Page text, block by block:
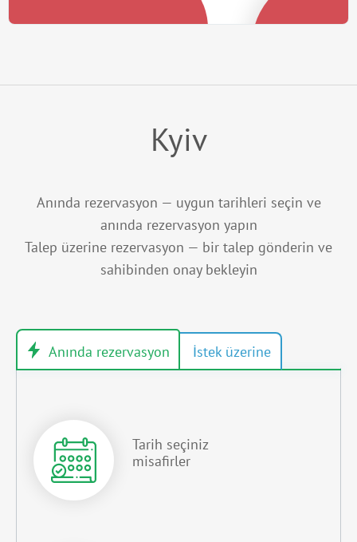
Kyiv
Anında rezervasyon — uygun tarihleri seçin ve
anında rezervasyon yapın
Talep üzerine rezervasyon — bir talep gönderin ve
sahibinden onay bekleyin
Tarih seçiniz
misafirler